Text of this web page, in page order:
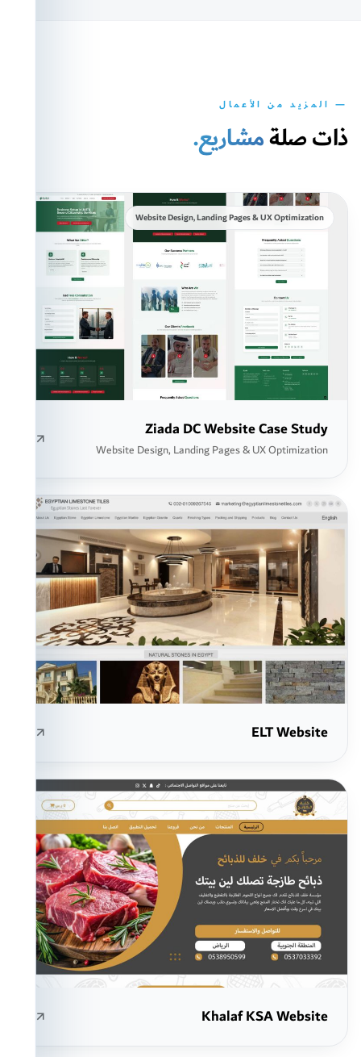
— المزيد من الأعمال
ذات صلةمشاريع.
Website Design, Landing Pages & UX Optimization
Ziada DC Website Case Study
Website Design, Landing Pages & UX Optimization
ELT Website
Khalaf KSA Website